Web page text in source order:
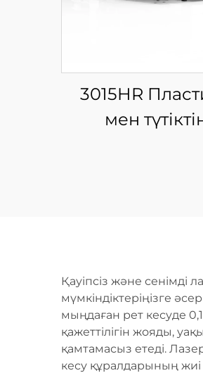
3015HR
мен
Қауіпсіз және сенімді
мүмкіндіктеріңізге
мыңдаған рет кесуде
қажеттілігін жояды,
қамтамасыз етеді.
кесу құралдарының